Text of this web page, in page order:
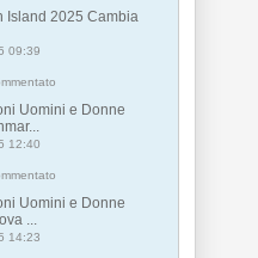
Island 2025 Cambia
09:39
Uomini e Donne
12:40
Uomini e Donne
...
14:23